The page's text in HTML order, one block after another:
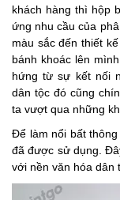
khách hàng thì hộp
ứng nhu cầu của
màu sắc đến thiết
bánh khoác lên
hứng từ sự kết nối
dân tộc đó cũng
ta vượt qua những
Để làm nổi bất
đã được sử dụng.
với nền văn hóa dân